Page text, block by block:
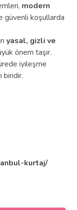
modern
güvenli koşullarda
yasal, gizli ve
önem taşır.
iyileşme
biridir.
kurtaj/